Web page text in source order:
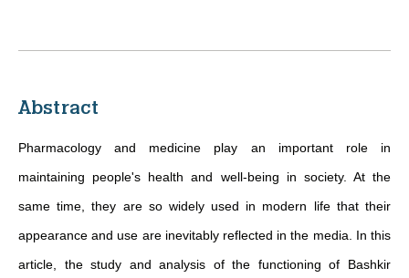
Abstract
Pharmacology and medicine play an important role in
maintaining people's health and well-being in society. At the
same time, they are so widely used in modern life that their
appearance and use are inevitably reflected in the media. In this
article, the study and analysis of the functioning of Bashkir